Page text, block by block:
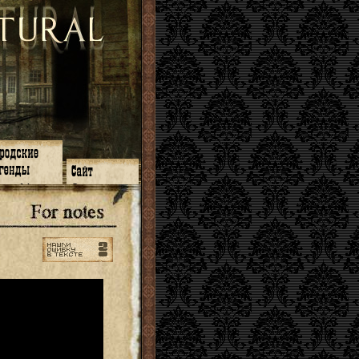
14
13
11
12
9
О нас
ЧаВо
Поиск
Ссылки
Карта сайта